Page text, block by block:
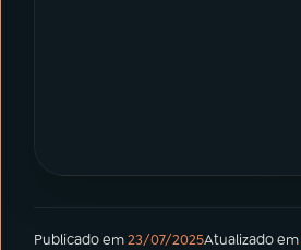
Publicado em23/07/2025Atualizado em